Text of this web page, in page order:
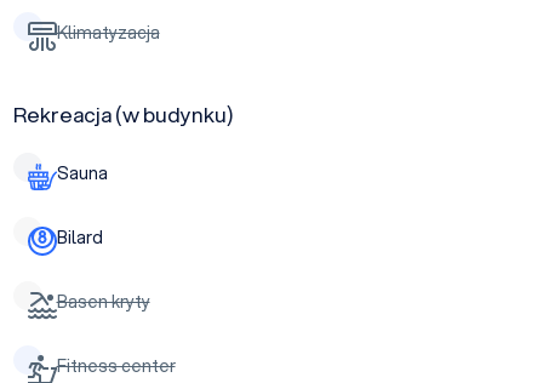
Klimatyzacja
Rekreacja (w budynku)
Sauna
Bilard
Basen kryty
Fitness center